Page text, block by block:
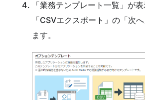
「業務テンプレート一覧」が表
「CSVエクスポート」の「次
ます。